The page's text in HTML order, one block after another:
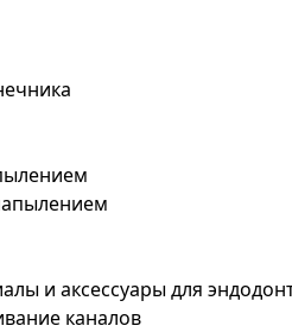
и аксессуары для
каналов